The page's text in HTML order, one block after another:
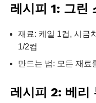
레시피 1: 그린
재료: 케일 1컵, 시금
1/2컵
만드는 법: 모든 재료
레시피 2: 베리